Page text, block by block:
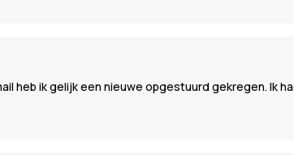
heb ik gelijk een nieuwe opgestuurd gekregen. Ik